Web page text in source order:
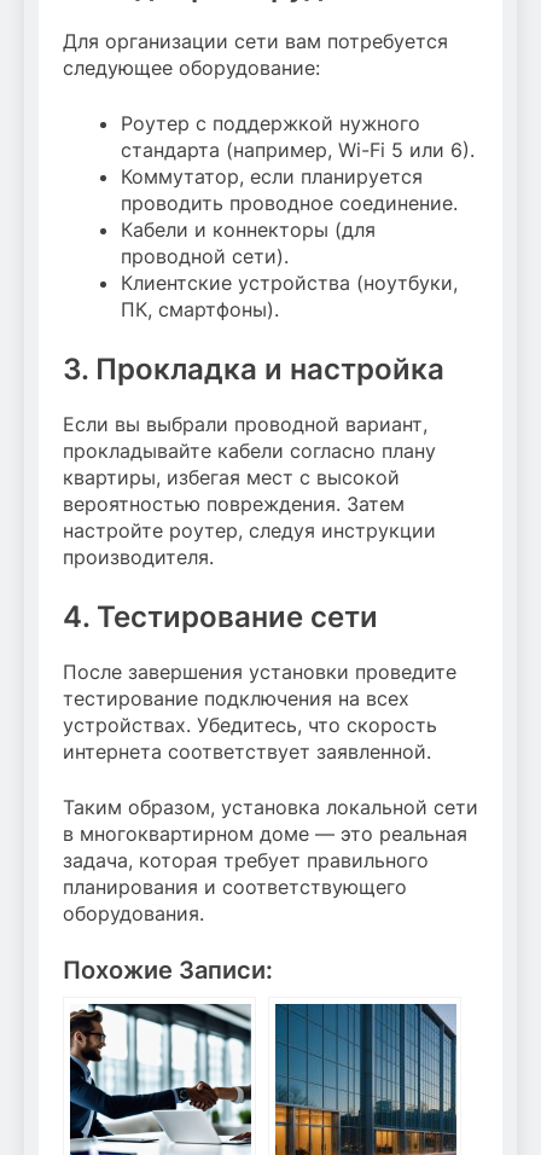
Для организации сети вам потребуется
следующее оборудование:
Роутер с поддержкой нужного
стандарта (например, Wi-Fi 5 или 6).
Коммутатор, если планируется
проводить проводное соединение.
Кабели и коннекторы (для
проводной сети).
Клиентские устройства (ноутбуки,
ПК, смартфоны).
3. Прокладка и настройка
Если вы выбрали проводной вариант,
прокладывайте кабели согласно плану
квартиры, избегая мест с высокой
вероятностью повреждения. Затем
настройте роутер, следуя инструкции
производителя.
4. Тестирование сети
После завершения установки проведите
тестирование подключения на всех
устройствах. Убедитесь, что скорость
интернета соответствует заявленной.
Таким образом, установка локальной сети
в многоквартирном доме — это реальная
задача, которая требует правильного
планирования и соответствующего
оборудования.
Похожие Записи: